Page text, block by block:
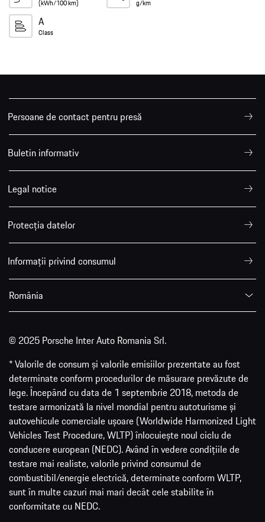
(kWh/100 km) g/km
A
Class
Persoane de contact pentru presă
Buletin informativ
Legal notice
Protecția datelor
Informații privind consumul
România
© 2025 Porsche Inter Auto Romania Srl.
* Valorile de consum și valorile emisiilor prezentate au fost
determinate conform procedurilor de măsurare prevăzute de
lege. Începând cu data de 1 septembrie 2018, metoda de
testare armonizată la nivel mondial pentru autoturisme și
autovehicule comerciale ușoare (Worldwide Harmonized Light
Vehicles Test Procedure, WLTP) înlocuiește noul ciclu de
conducere european (NEDC). Având în vedere condițiile de
testare mai realiste, valorile privind consumul de
combustibil/energie electrică, determinate conform WLTP,
sunt în multe cazuri mai mari decât cele stabilite în
conformitate cu NEDC.